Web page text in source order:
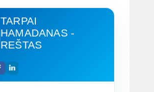
TARPAI
HAMADANAS -
REŠTAS